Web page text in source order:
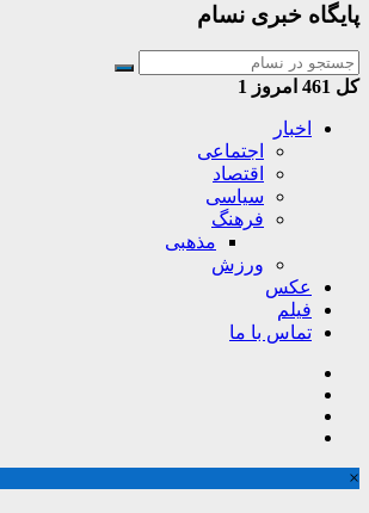
پایگاه خبری نسام
کل امروز 1
اخبار
اجتماعی
اقتصاد
سیاسی
فرهنگ
مذهبی
ورزش
عکس
فیلم
تماس با ما
×